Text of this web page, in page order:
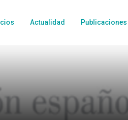
Actualidad Publicaciones